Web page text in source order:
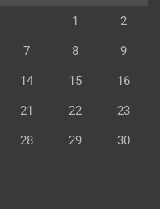
1 2
7 8 9
14 15 16
21 22 23
28 29 30